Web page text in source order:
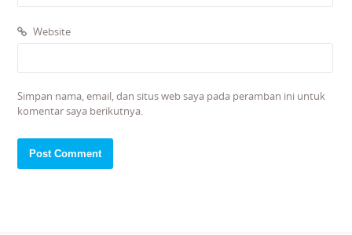
Website
Simpan nama, email, dan situs web saya pada peramban ini untuk
komentar saya berikutnya.